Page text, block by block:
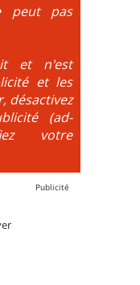
ou remontée
est indiquée
obligatoires.
peut pas
et n'est
et les
désactivez
(ad-
votre